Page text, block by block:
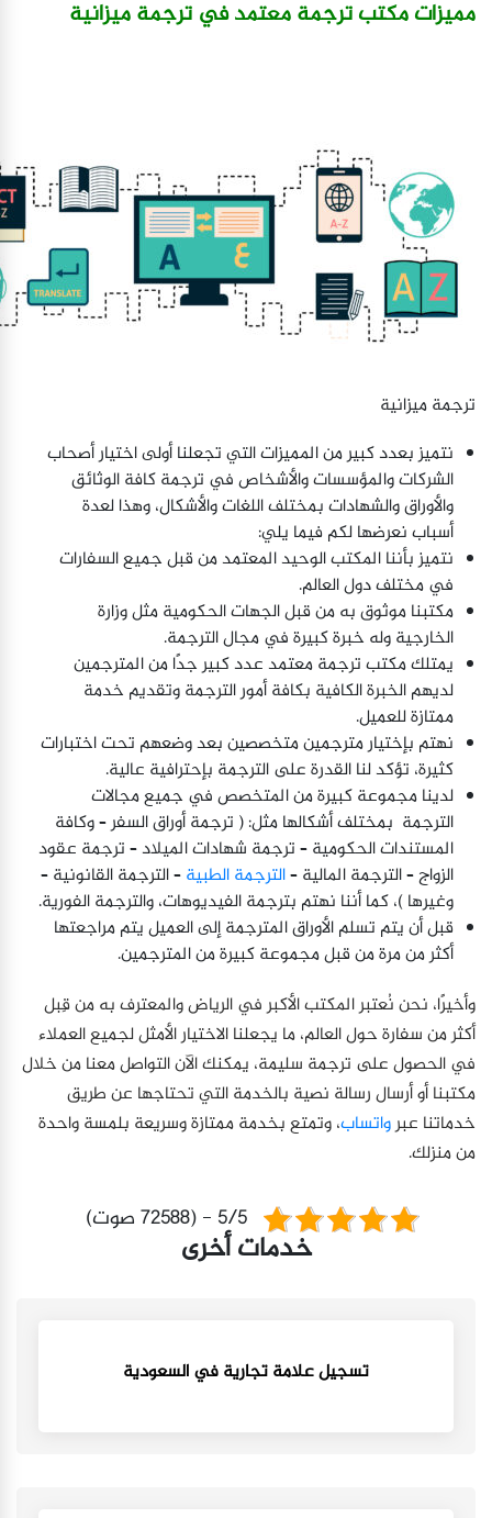
مميزات مكتب ترجمة معتمد في ترجمة ميزانية
ترجمة ميزانية
نتميز بعدد كبير من المميزات التي تجعلنا أولى اختيار أصحاب
الشركات والمؤسسات والأشخاص في ترجمة كافة الوثائق
والأوراق والشهادات بمختلف اللغات والأشكال، وهذا لعدة
أسباب نعرضها لكم فيما يلي:
نتميز بأننا المكتب الوحيد المعتمد من قبل جميع السفارات
في مختلف دول العالم.
مكتبنا موثوق به من قبل الجهات الحكومية مثل وزارة
الخارجية وله خبرة كبيرة في مجال الترجمة.
يمتلك مكتب ترجمة معتمد عدد كبير جدًا من المترجمين
لديهم الخبرة الكافية بكافة أمور الترجمة وتقديم خدمة
ممتازة للعميل.
نهتم بإختيار مترجمين متخصصين بعد وضعهم تحت اختبارات
كثيرة، تؤكد لنا القدرة على الترجمة بإحترافية عالية.
لدينا مجموعة كبيرة من المتخصص في جميع مجالات
الترجمة بمختلف أشكالها مثل: ( ترجمة أوراق السفر – وكافة
المستندات الحكومية – ترجمة شهادات الميلاد – ترجمة عقود
الزواج – الترجمة المالية –الترجمة الطبية– الترجمة القانونية –
وغيرها )، كما أننا نهتم بترجمة الفيديوهات، والترجمة الفورية.
قبل أن يتم تسلم الأوراق المترجمة إلى العميل يتم مراجعتها
أكثر من مرة من قبل مجموعة كبيرة من المترجمين.
وأخيرًا، نحن نُعتبر المكتب الأكبر في الرياض والمعترف به من قِبل
أكثر من سفارة حول العالم، ما يجعلنا الاختيار الأمثل لجميع العملاء
في الحصول على ترجمة سليمة، يمكنك الآن التواصل معنا من خلال
مكتبنا أو أرسال رسالة نصية بالخدمة التي تحتاجها عن طريق
خدماتنا عبرواتساب، وتمتع بخدمة ممتازة وسريعة بلمسة واحدة
من منزلك.
5/5 - (72588 صوت)
خدمات أخرى
تسجيل علامة تجارية في السعودية